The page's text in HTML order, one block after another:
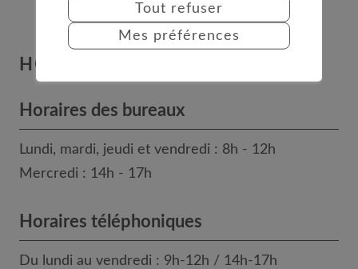
HORAIRES
Horaires des bureaux
Lundi, mardi, jeudi et vendredi : 8h - 12h
Mercredi : 14h - 17h
Horaires téléphoniques
Du lundi au vendredi : 9h-12h / 14h-17h
Tout refuser
Mes préférences